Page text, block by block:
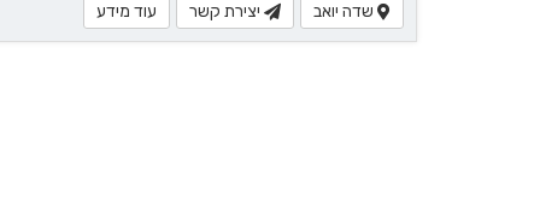
שדה יואב יצירת קשר עוד מידע